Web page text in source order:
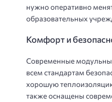
нужно оперативно
образовательных
Комфорт и
Современные
всем стандартам
хорошую
также оснащены